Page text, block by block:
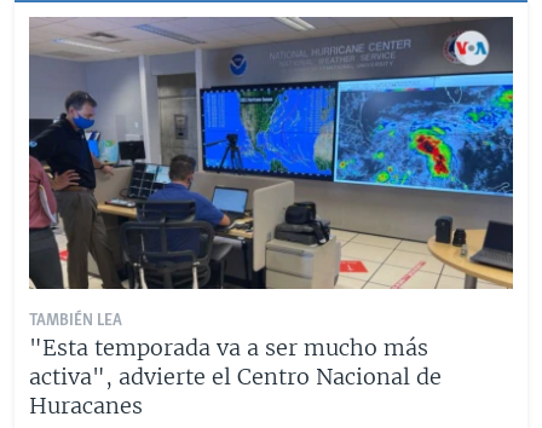
TAMBIÉN LEA
"Esta temporada va a ser mucho más
activa", advierte el Centro Nacional de
Huracanes